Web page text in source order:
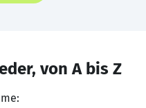
von A bis Z